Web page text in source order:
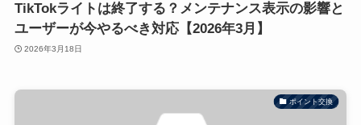
TikTokライトは終了する？メンテナンス表示の影響と
ユーザーが今やるべき対応【2026年3月】
2026年3月18日
ポイント交換